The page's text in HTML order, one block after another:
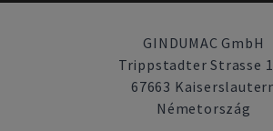
GINDUMAC GmbH
Trippstadter Strasse
67663
Németország